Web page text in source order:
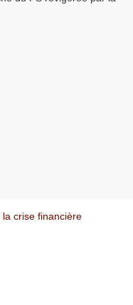
crise financière